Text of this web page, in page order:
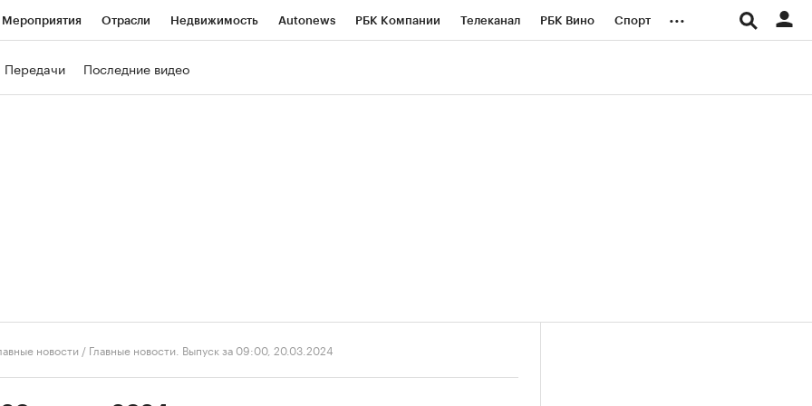
Мероприятия Отрасли Недвижимость Autonews РБК Компании Телеканал РБК Вино Спорт ...
Передачи Последние видео
новости / Главные новости. Выпуск за 09:00, 20.03.2024